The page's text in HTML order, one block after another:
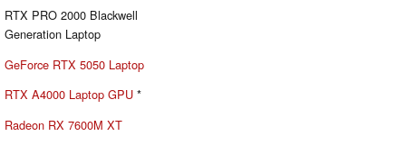
RTX PRO 2000 Blackwell
Generation Laptop
GeForce RTX 5050 Laptop
RTX A4000 Laptop GPU *
Radeon RX 7600M XT